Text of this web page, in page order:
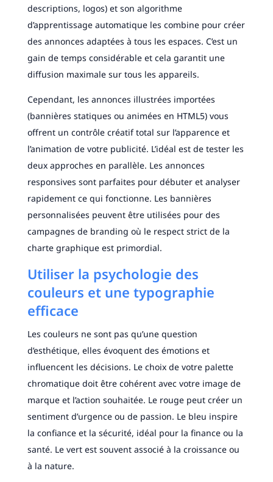
descriptions, logos) et son algorithme
d’apprentissage automatique les combine pour créer
des annonces adaptées à tous les espaces. C’est un
gain de temps considérable et cela garantit une
diffusion maximale sur tous les appareils.
Cependant, les annonces illustrées importées
(bannières statiques ou animées en HTML5) vous
offrent un contrôle créatif total sur l’apparence et
l’animation de votre publicité. L’idéal est de tester les
deux approches en parallèle. Les annonces
responsives sont parfaites pour débuter et analyser
rapidement ce qui fonctionne. Les bannières
personnalisées peuvent être utilisées pour des
campagnes de branding où le respect strict de la
charte graphique est primordial.
Utiliser la psychologie des
couleurs et une typographie
efficace
Les couleurs ne sont pas qu’une question
d’esthétique, elles évoquent des émotions et
influencent les décisions. Le choix de votre palette
chromatique doit être cohérent avec votre image de
marque et l’action souhaitée. Le rouge peut créer un
sentiment d’urgence ou de passion. Le bleu inspire
la confiance et la sécurité, idéal pour la finance ou la
santé. Le vert est souvent associé à la croissance ou
à la nature.